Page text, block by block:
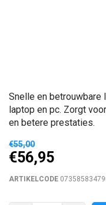
Snelle en betrouwbare
laptop en pc. Zorgt
en betere prestaties.
€55,00
€56,95
ARTIKELCODE